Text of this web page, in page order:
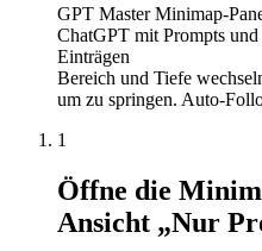
GPT Master Minimap-
ChatGPT mit Prompts
Einträgen
Bereich und Tiefe
um zu springen. Auto-
1
Öffne die
Ansicht „Nur